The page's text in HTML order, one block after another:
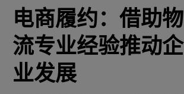
电商履约：借助物
流专业经验推动企
业发展